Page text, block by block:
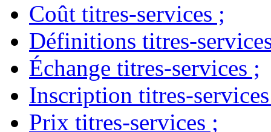
Coût titres-services ;
Définitions titres-
Échange titres-services ;
Inscription titres-services
Prix titres-services ;